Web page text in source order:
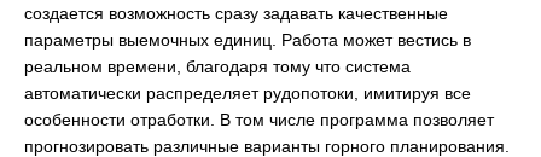
создается возможность сразу задавать качественные
параметры выемочных единиц. Работа может вестись в
реальном времени, благодаря тому что система
автоматически распределяет рудопотоки, имитируя все
особенности отработки. В том числе программа позволяет
прогнозировать различные варианты горного планирования.